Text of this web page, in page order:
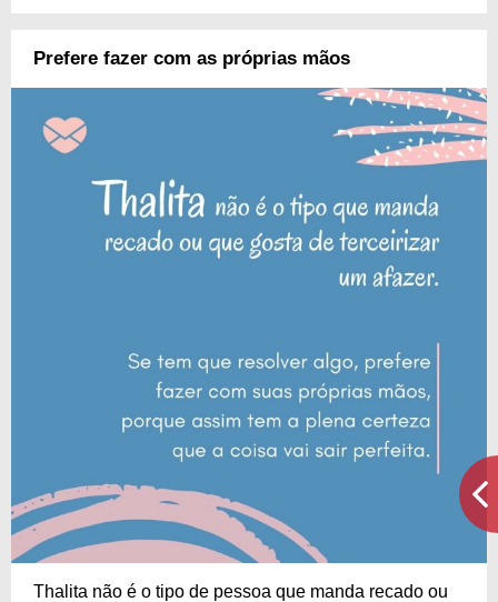
Prefere fazer com as próprias mãos
Thalita não é o tipo de pessoa que manda recado ou